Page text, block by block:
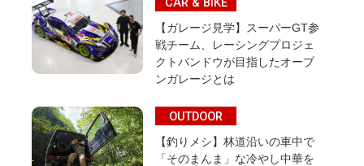
【ガレージ見学】スーパーGT参
戦チーム、レーシングプロジェ
クトバンドウが目指したオープ
ンガレージとは
OUTDOOR
【釣りメシ】林道沿いの車中で
「そのまんま」な冷やし中華を